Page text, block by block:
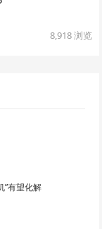
8,918浏览
”有望化解